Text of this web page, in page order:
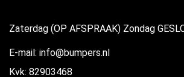
Zaterdag (OP AFSPRAAK) Zondag
E-mail: info@bumpers.nl
Kvk: 82903468